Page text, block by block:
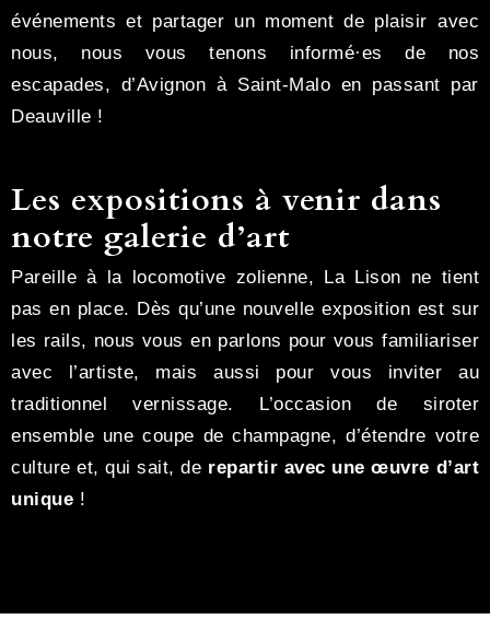
événements et partager un moment de plaisir avec
nous, nous vous tenons informé·es de nos
escapades, d’Avignon à Saint-Malo en passant par
Deauville !
Les expositions à venir dans
notre galerie d’art
Pareille à la locomotive zolienne, La Lison ne tient
pas en place. Dès qu’une nouvelle exposition est sur
les rails, nous vous en parlons pour vous familiariser
avec l’artiste, mais aussi pour vous inviter au
traditionnel vernissage. L’occasion de siroter
ensemble une coupe de champagne, d’étendre votre
culture et, qui sait, de repartir avec une œuvre d’art
unique !